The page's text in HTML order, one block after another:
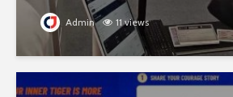
Admin 11 views